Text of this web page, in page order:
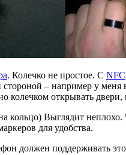
. Колечко не простое. С NFC
– например у
колечком открывать
кольцо) Выглядит
для удобства.
должен поддерживать